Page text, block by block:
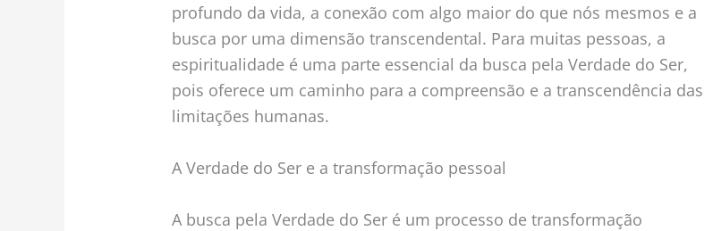
profundo da vida, a conexão com algo maior do que nós mesmos e a
busca por uma dimensão transcendental. Para muitas pessoas, a
espiritualidade é uma parte essencial da busca pela Verdade do Ser,
pois oferece um caminho para a compreensão e a transcendência das
limitações humanas.
A Verdade do Ser e a transformação pessoal
A busca pela Verdade do Ser é um processo de transformação